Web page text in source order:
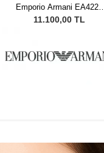
Emporio Armani EA4221
61168E 56 Kadın Güneş
11.100,00 TL